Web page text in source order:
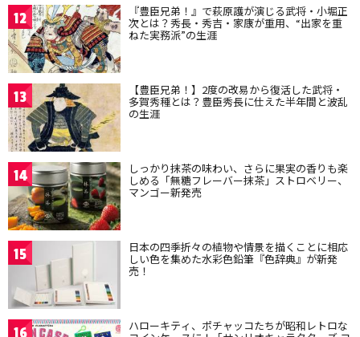
12 『豊臣兄弟！』で萩原護が演じる武将・小堀正
次とは？秀長・秀吉・家康が重用、“出家を重
ねた実務派”の生涯
13 【豊臣兄弟！】2度の改易から復活した武将・
多賀秀種とは？豊臣秀長に仕えた半年間と波乱
の生涯
14 しっかり抹茶の味わい、さらに果実の香りも楽
しめる「無糖フレーバー抹茶」ストロベリー、
マンゴー新発売
15 日本の四季折々の植物や情景を描くことに相応
しい色を集めた水彩色鉛筆『色辞典』が新発
売！
16 ハローキティ、ポチャッコたちが昭和レトロな